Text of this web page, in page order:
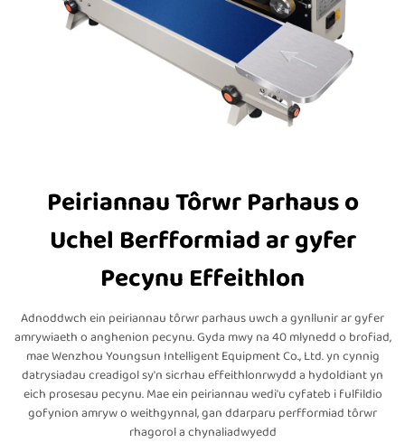
Peiriannau Tôrwr Parhaus o
Uchel Berfformiad ar gyfer
Pecynu Effeithlon
Adnoddwch ein peiriannau tôrwr parhaus uwch a gynllunir ar gyfer
amrywiaeth o anghenion pecynu. Gyda mwy na 40 mlynedd o brofiad,
mae Wenzhou Youngsun Intelligent Equipment Co., Ltd. yn cynnig
datrysiadau creadigol sy'n sicrhau effeithlonrwydd a hydoldiant yn
eich prosesau pecynu. Mae ein peiriannau wedi'u cyfateb i fulfildio
gofynion amryw o weithgynnal, gan ddarparu perfformiad tôrwr
rhagorol a chynaliadwyedd